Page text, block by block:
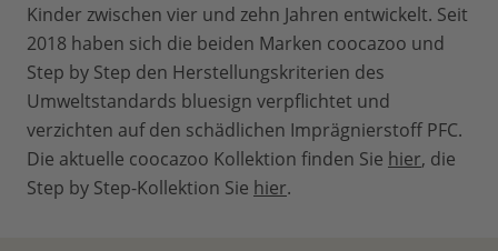
Kinder zwischen vier und zehn Jahren entwickelt. Seit
2018 haben sich die beiden Marken coocazoo und
Step by Step den Herstellungskriterien des
Umweltstandards bluesign verpflichtet und
verzichten auf den schädlichen Imprägnierstoff PFC.
Die aktuelle coocazoo Kollektion finden Sie hier, die
Step by Step-Kollektion Sie hier.